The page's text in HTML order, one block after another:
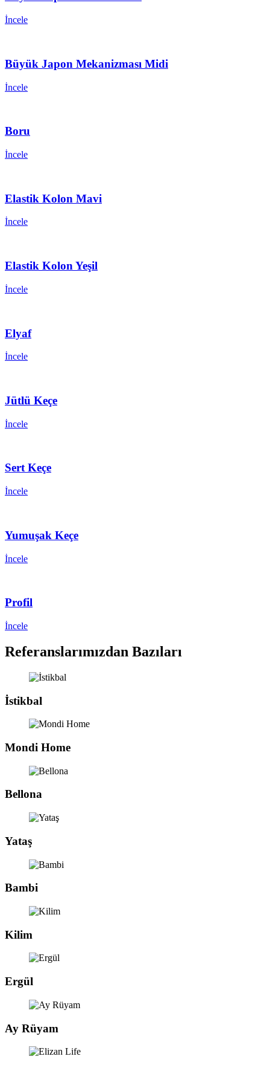
İncele
Büyük Japon Mekanizması Midi
İncele
Boru
İncele
Elastik Kolon Mavi
İncele
Elastik Kolon Yeşil
İncele
Elyaf
İncele
Jütlü Keçe
İncele
Sert Keçe
İncele
Yumuşak Keçe
İncele
Profil
İncele
Referanslarımızdan Bazıları
İstikbal
Mondi Home
Bellona
Yataş
Bambi
Kilim
Ergül
Ay Rüyam